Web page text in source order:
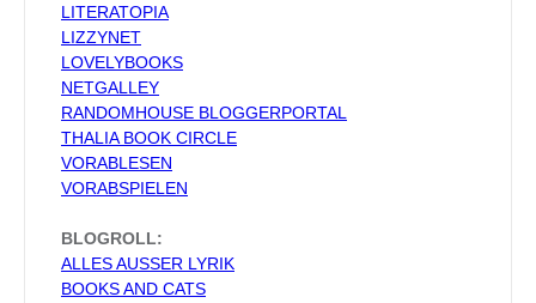
LITERATOPIA
LIZZYNET
LOVELYBOOKS
NETGALLEY
RANDOMHOUSE BLOGGERPORTAL
THALIA BOOK CIRCLE
VORABLESEN
VORABSPIELEN
BLOGROLL:
ALLES AUSSER LYRIK
BOOKS AND CATS